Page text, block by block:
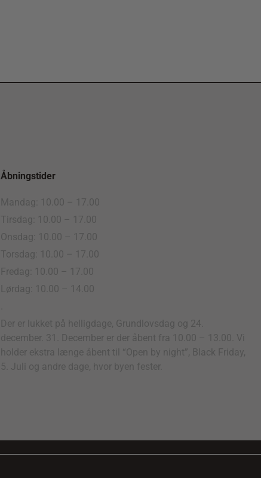
Åbningstider
Mandag: 10.00 – 17.00
Tirsdag: 10.00 – 17.00
Onsdag: 10.00 – 17.00
Torsdag: 10.00 – 17.00
Fredag: 10.00 – 17.00
Lørdag: 10.00 – 14.00
Der er lukket på helligdage, Grundlovsdag og 24.
december. 31. December er der åbent fra 10.00 – 13.00. Vi
holder ekstra længe åbent til “Open by night”, Black Friday,
5. Juli og andre dage, hvor byen fester.